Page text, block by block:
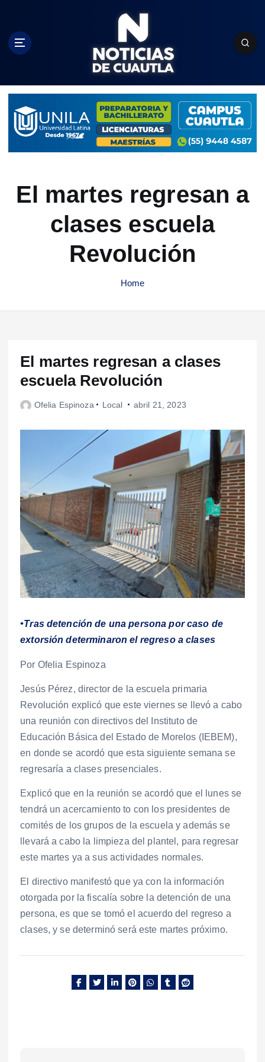
c
El martes regresan a
clases escuela
Revolución
Home
El martes regresan a clases
escuela Revolución
Ofelia Espinoza Local abril 21, 2023
•Tras detención de una persona por caso de
extorsión determinaron el regreso a clases
Por Ofelia Espinoza
Jesús Pérez, director de la escuela primaria
Revolución explicó que este viernes se llevó a cabo
una reunión con directivos del Instituto de
Educación Básica del Estado de Morelos (IEBEM),
en donde se acordó que esta siguiente semana se
regresaría a clases presenciales.
Explicó que en la reunión se acordó que el lunes se
tendrá un acercamiento to con los presidentes de
comités de los grupos de la escuela y además se
llevará a cabo la limpieza del plantel, para regresar
este martes ya a sus actividades normales.
El directivo manifestó que ya con la información
otorgada por la fiscalía sobre la detención de una
persona, es que se tomó el acuerdo del regreso a
clases, y se determinó será este martes próximo.